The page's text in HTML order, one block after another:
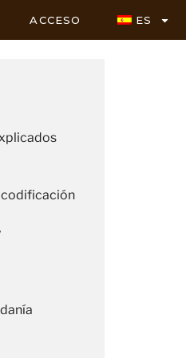
ACCESO ES
codificación